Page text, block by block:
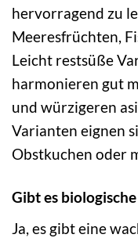
hervorragend zu
Meeresfrüchten,
Leicht restsüße
harmonieren gut
und würzigeren
Varianten eignen
Obstkuchen oder
Gibt es
Ja, es gibt eine